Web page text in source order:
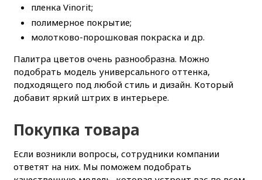
пленка Vinorit;
полимерное покрытие;
молотково-порошковая покраска и др.
Палитра цветов очень разнообразна. Можно
подобрать модель универсального оттенка,
подходящего под любой стиль и дизайн. Который
добавит яркий штрих в интерьере.
Покупка товара
Если возникли вопросы, сотрудники компании
ответят на них. Мы поможем подобрать